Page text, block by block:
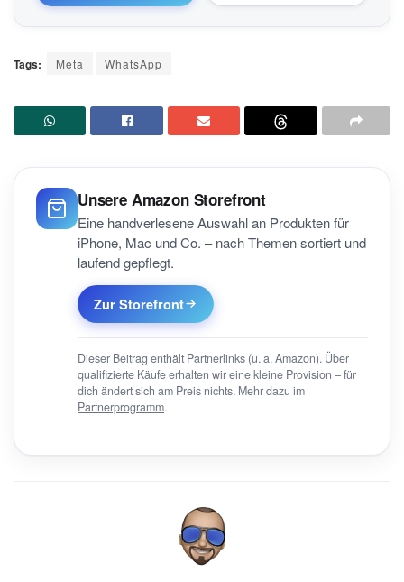
Tags: Meta WhatsApp
Unsere Amazon Storefront
Eine handverlesene Auswahl an Produkten für
iPhone, Mac und Co. – nach Themen sortiert und
laufend gepflegt.
Zur Storefront
Dieser Beitrag enthält Partnerlinks (u. a. Amazon). Über
qualifizierte Käufe erhalten wir eine kleine Provision – für
dich ändert sich am Preis nichts. Mehr dazu im
Partnerprogramm.